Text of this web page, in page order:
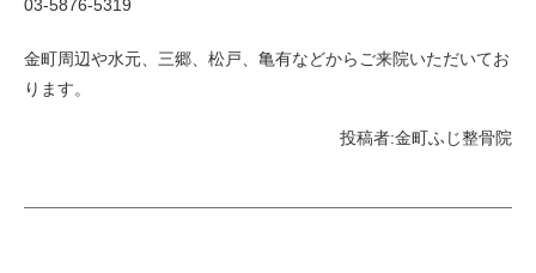
03-5876-5319
金町周辺や水元、三郷、松戸、亀有などからご来院いただいてお
ります。
投稿者:金町ふじ整骨院